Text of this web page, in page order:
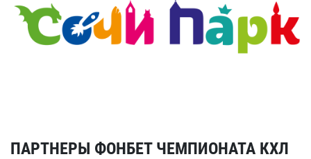
ПАРТНЕРЫ ФОНБЕТ ЧЕМПИОНАТА КХЛ